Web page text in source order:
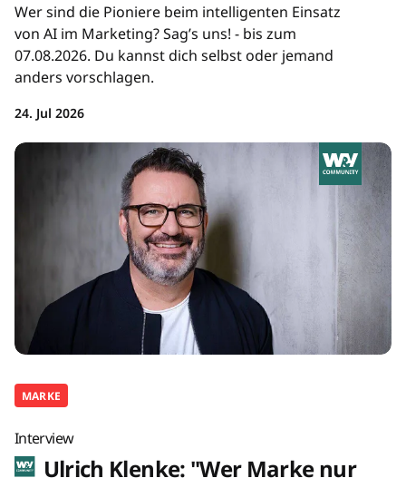
Wer sind die Pioniere beim intelligenten Einsatz
von AI im Marketing? Sag’s uns! - bis zum
07.08.2026. Du kannst dich selbst oder jemand
anders vorschlagen.
24. Jul 2026
MARKE
Interview
Ulrich Klenke: "Wer Marke nur